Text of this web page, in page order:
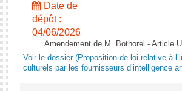
Comptes rendus des débats
Date de
dépôt :
04/06/2026
Amendement de M. Bothorel - Article
Voir le dossier (Proposition de loi relative à
culturels par les fournisseurs d’intelligence